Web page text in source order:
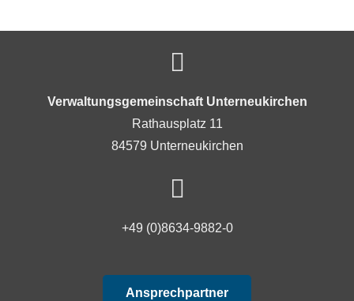
Verwaltungsgemeinschaft Unterneukirchen
Rathausplatz 11
84579 Unterneukirchen
+49 (0)8634-9882-0
Ansprechpartner